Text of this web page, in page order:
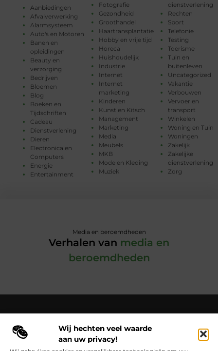
Wij hechten veel waarde
aan uw privacy!
Aanbiedingen
Afvalverwerking
Alarmsysteem
Auto's en Motoren
Banen en
opleidingen
Beauty en
verzorging
Bedrijven
Bloemen
Blog
Boeken en
Tijdschriften
Cadeau
Dienstverlening
Dieren
Electronica en
Computers
Energie
Entertainment
Fotografie
Gezondheid
Groothandel
Haartransplantatie
Hobby en vrije tijd
Horeca
Huishoudelijk
Industrie
Internet
Internet
marketing
Kinderen
Kunst en Kitsch
Management
Marketing
Media
Meubels
MKB
Mode en Kleding
Muziek
dienstverlening
Rechten
Sport
Telefonie
Testing
Toerisme
Tuin en
buitenleven
Uncategorized
Vakantie
Verbouwen
Vervoer en
transport
Winkelen
Woning en Tuin
Woningen
Zakelijk
Zakelijke
dienstverlening
Zorg
Media en beroemdheden
Verhalen van media en
beroemdheden
Over Cloaca de Film
Cloacadefilm.nl – Een wereld van inspiratie, vastgelegd in
woorden en beelden.
Verken onze blogs en artikelen die het